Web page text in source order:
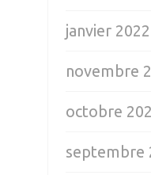
janvier 2022
novembre
octobre
septembre